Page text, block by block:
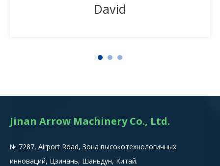
David
Jinan Arrow Machinery Co., Ltd.
№ 7287, Airport Road, Зона высокотехнологичных
инноваций, Цзинань, Шаньдун, Китай.